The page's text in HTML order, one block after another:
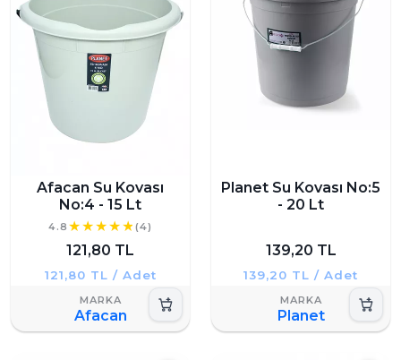
Afacan Su Kovası
No:4 - 15 Lt
4.8 (4)
121,80 TL
121,80 TL / Adet
Afacan
Planet Su Kovası No:5
- 20 Lt
139,20 TL
139,20 TL / Adet
Planet